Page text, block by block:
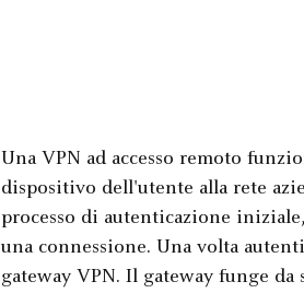
Una VPN ad accesso remoto
dispositivo dell'utente alla rete
processo di autenticazione
una connessione. Una volta
gateway VPN. Il gateway funge